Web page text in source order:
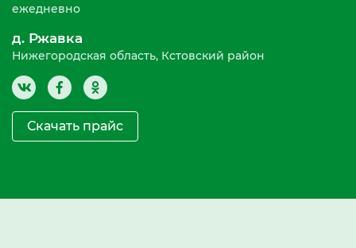
ежедневно
д. Ржавка
Нижегородская область, Кстовский район
Скачать прайс